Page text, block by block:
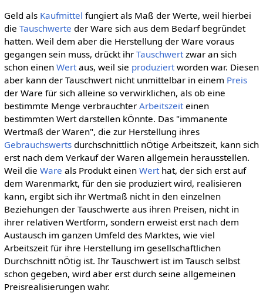
Geld als Kaufmittel fungiert als Maß der Werte, weil hierbei
die Tauschwerte der Ware sich aus dem Bedarf begründet
hatten. Weil dem aber die Herstellung der Ware voraus
gegangen sein muss, drückt ihr Tauschwertzwar an sich
schon einen Wertaus, weil sie produziertworden war. Diesen
aber kann der Tauschwert nicht unmittelbar in einem Preis
der Ware für sich alleine so verwirklichen, als ob eine
bestimmte Menge verbrauchter Arbeitszeiteinen
bestimmten Wert darstellen kÖnnte. Das "immanente
Wertmaß der Waren", die zur Herstellung ihres
Gebrauchswertsdurchschnittlich nÖtige Arbeitszeit, kann sich
erst nach dem Verkauf der Waren allgemein herausstellen.
Weil die Ware als Produkt einen Werthat, der sich erst auf
dem Warenmarkt, für den sie produziert wird, realisieren
kann, ergibt sich ihr Wertmaß nicht in den einzelnen
Beziehungen der Tauschwerte aus ihren Preisen, nicht in
ihrer relativen Wertform, sondern erweist erst nach dem
Austausch im ganzen Umfeld des Marktes, wie viel
Arbeitszeit für ihre Herstellung im gesellschaftlichen
Durchschnitt nÖtig ist. Ihr Tauschwert ist im Tausch selbst
schon gegeben, wird aber erst durch seine allgemeinen
Preisrealisierungen wahr.